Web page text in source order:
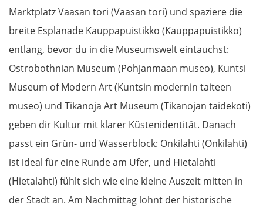
Marktplatz Vaasan tori (Vaasan tori) und spaziere die
breite Esplanade Kauppapuistikko (Kauppapuistikko)
entlang, bevor du in die Museumswelt eintauchst:
Ostrobothnian Museum (Pohjanmaan museo), Kuntsi
Museum of Modern Art (Kuntsin modernin taiteen
museo) und Tikanoja Art Museum (Tikanojan taidekoti)
geben dir Kultur mit klarer Küstenidentität. Danach
passt ein Grün- und Wasserblock: Onkilahti (Onkilahti)
ist ideal für eine Runde am Ufer, und Hietalahti
(Hietalahti) fühlt sich wie eine kleine Auszeit mitten in
der Stadt an. Am Nachmittag lohnt der historische
Ukmergė
Vilnius
Polen
Suwałki